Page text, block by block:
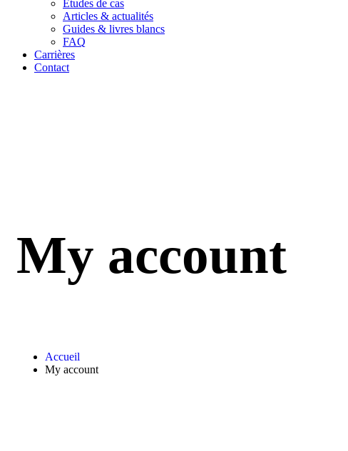
Études de cas
Articles & actualités
Guides & livres blancs
FAQ
Carrières
Contact
My account
Accueil
My account